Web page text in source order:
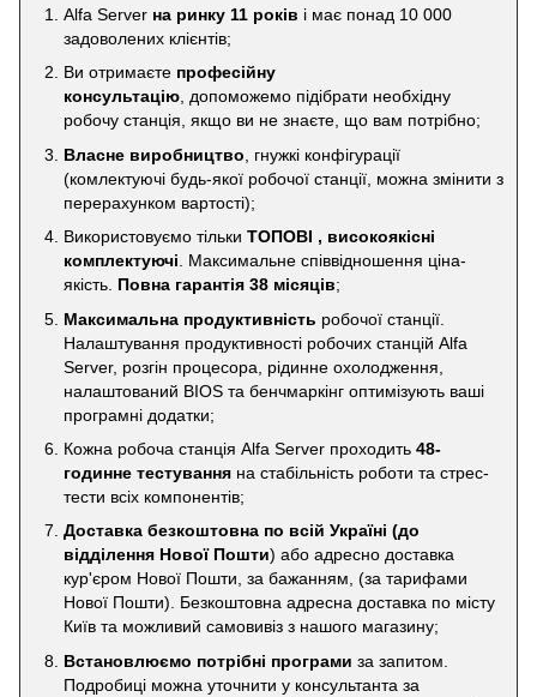
Alfa Server на ринку 11 років і має понад 10 000
задоволених клієнтів;
Ви отримаєте професійну
консультацію, допоможемо підібрати необхідну
робочу станція, якщо ви не знаєте, що вам потрібно;
Власне виробництво , гнужкі конфігурації
(комлектуючі будь-якої робочої станції, можна змінити з
перерахунком вартості);
Використовуємо тільки ТОПОВІ , високоякісні
комплектуючі. Максимальне співвідношення ціна-
якість. Повна гарантія 38 місяців;
Максимальна продуктивність робочої станції.
Налаштування продуктивності робочих станцій Alfa
Server, розгін процесора, рідинне охолодження,
налаштований BIOS та бенчмаркінг оптимізують ваші
програмні додатки;
Кожна робоча станція Alfa Server проходить 48-
годинне тестування на стабільність роботи та стрес-
тести всіх компонентів;
Доставка безкоштовна по всій Україні (до
відділення Нової Пошти) або адресно доставка
кур'єром Нової Пошти, за бажанням, (за тарифами
Нової Пошти). Безкоштовна адресна доставка по місту
Київ та можливий самовивіз з нашого магазину;
Встановлюємо потрібні програми за запитом.
Подробиці можна уточнити у консультанта за